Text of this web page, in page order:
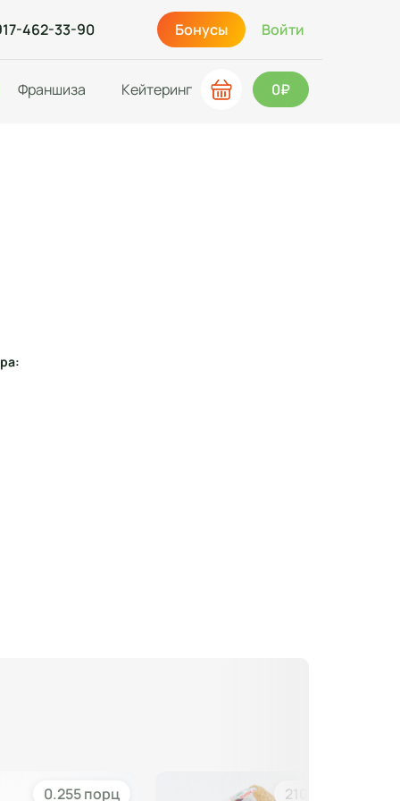
462-33-90 Бонусы Войти
Франшиза Кейтеринг 0₽
0.255 порц 210 гр